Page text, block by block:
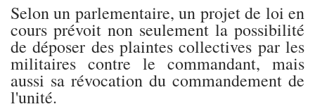
Selon un parlementaire, un projet de loi en
cours prévoit non seulement la possibilité
de déposer des plaintes collectives par les
militaires contre le commandant, mais
aussi sa révocation du commandement de
l'unité.